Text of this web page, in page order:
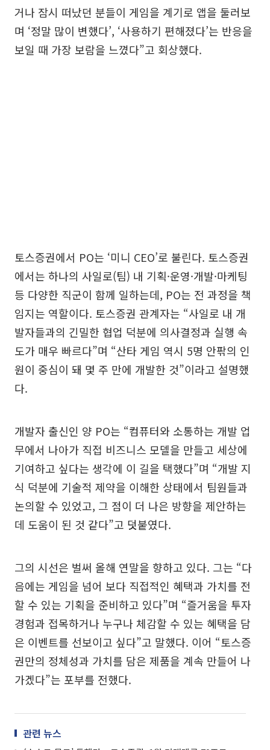
거나 잠시 떠났던 분들이 게임을 계기로 앱을 둘러보
며 ‘정말 많이 변했다’, ‘사용하기 편해졌다’는 반응을
보일 때 가장 보람을 느꼈다”고 회상했다.
토스증권에서 PO는 ‘미니 CEO’로 불린다. 토스증권
에서는 하나의 사일로(팀) 내 기획·운영·개발·마케팅
등 다양한 직군이 함께 일하는데, PO는 전 과정을 책
임지는 역할이다. 토스증권 관계자는 “사일로 내 개
발자들과의 긴밀한 협업 덕분에 의사결정과 실행 속
도가 매우 빠르다”며 “산타 게임 역시 5명 안팎의 인
원이 중심이 돼 몇 주 만에 개발한 것”이라고 설명했
다.
개발자 출신인 양 PO는 “컴퓨터와 소통하는 개발 업
무에서 나아가 직접 비즈니스 모델을 만들고 세상에
기여하고 싶다는 생각에 이 길을 택했다”며 “개발 지
식 덕분에 기술적 제약을 이해한 상태에서 팀원들과
논의할 수 있었고, 그 점이 더 나은 방향을 제안하는
데 도움이 된 것 같다”고 덧붙였다.
그의 시선은 벌써 올해 연말을 향하고 있다. 그는 “다
음에는 게임을 넘어 보다 직접적인 혜택과 가치를 전
할 수 있는 기획을 준비하고 있다”며 “즐거움을 투자
경험과 접목하거나 누구나 체감할 수 있는 혜택을 담
은 이벤트를 선보이고 싶다”고 말했다. 이어 “토스증
권만의 정체성과 가치를 담은 제품을 계속 만들어 나
가겠다”는 포부를 전했다.
관련 뉴스